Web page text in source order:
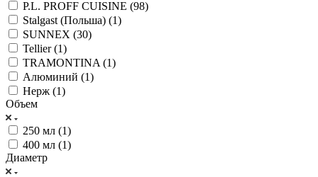
P.L. PROFF CUISINE (98)
Stalgast (Польша) (1)
SUNNEX (30)
Tellier (1)
TRAMONTINA (1)
Алюминий (1)
Нерж (1)
Объем
250 мл (1)
400 мл (1)
Диаметр